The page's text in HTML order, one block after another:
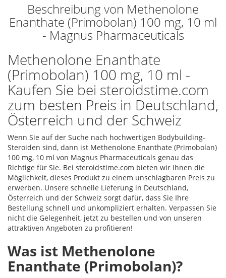
Beschreibung von Methenolone
Enanthate (Primobolan) 100 mg, 10 ml
- Magnus Pharmaceuticals
Methenolone Enanthate
(Primobolan) 100 mg, 10 ml -
Kaufen Sie bei steroidstime.com
zum besten Preis in Deutschland,
Österreich und der Schweiz
Wenn Sie auf der Suche nach hochwertigen Bodybuilding-
Steroiden sind, dann ist Methenolone Enanthate (Primobolan)
100 mg, 10 ml von Magnus Pharmaceuticals genau das
Richtige für Sie. Bei steroidstime.com bieten wir Ihnen die
Möglichkeit, dieses Produkt zu einem unschlagbaren Preis zu
erwerben. Unsere schnelle Lieferung in Deutschland,
Österreich und der Schweiz sorgt dafür, dass Sie Ihre
Bestellung schnell und unkompliziert erhalten. Verpassen Sie
nicht die Gelegenheit, jetzt zu bestellen und von unseren
attraktiven Angeboten zu profitieren!
Was ist Methenolone
Enanthate (Primobolan)?